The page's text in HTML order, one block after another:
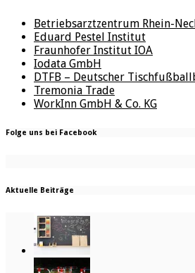
Betriebsarztzentrum Rhein-
Eduard Pestel Institut
Fraunhofer Institut IOA
Iodata GmbH
DTFB – Deutscher
Tremonia Trade
WorkInn GmbH & Co. KG
Folge uns bei Facebook
Aktuelle Beiträge